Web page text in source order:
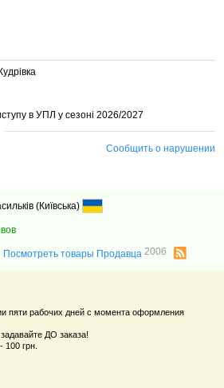
в УПЛ у сезоні 2026/2027
Сообщить о нарушении
(Київська)
Посмотреть товары Продавца2006
пяти рабочих дней с момента оформления
ДО заказа!
грн.